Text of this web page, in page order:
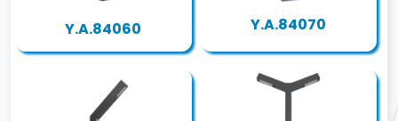
Y.A.84060 Y.A.84070